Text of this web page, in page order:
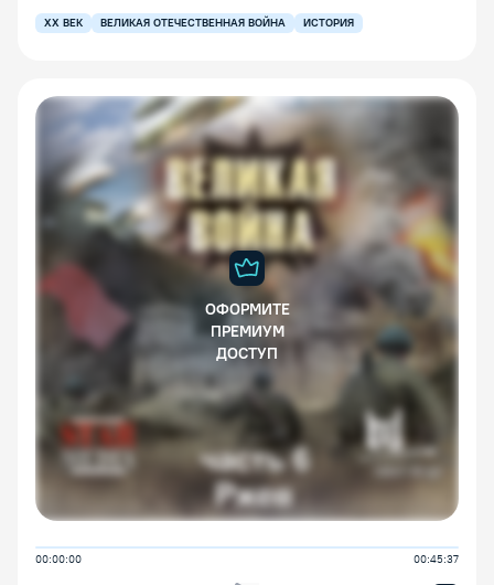
XX ВЕК ВЕЛИКАЯ ОТЕЧЕСТВЕННАЯ ВОЙНА ИСТОРИЯ
ОФОРМИТЕ
ПРЕМИУМ
ДОСТУП
00:00:00 00:45:37